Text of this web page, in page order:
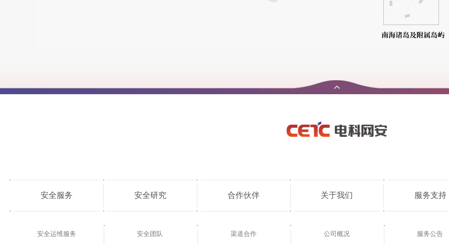
安全服务
安全运维服务
安全研究
安全团队
合作伙伴
渠道合作
关于我们
公司概况
服务支持
服务公告